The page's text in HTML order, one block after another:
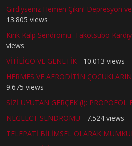
Girdiyseniz Hemen Çıkın! Depresyon
13.805 views
Kırık Kalp Sendromu: Takotsubo
views
VİTİLİGO VE GENETİK - 10.013 views
HERMES VE AFRODİT’İN
9.675 views
SİZİ UYUTAN GERÇEK (!): PROPOFOL
NEGLECT SENDROMU - 7.524 views
TELEPATİ BİLİMSEL OLARAK